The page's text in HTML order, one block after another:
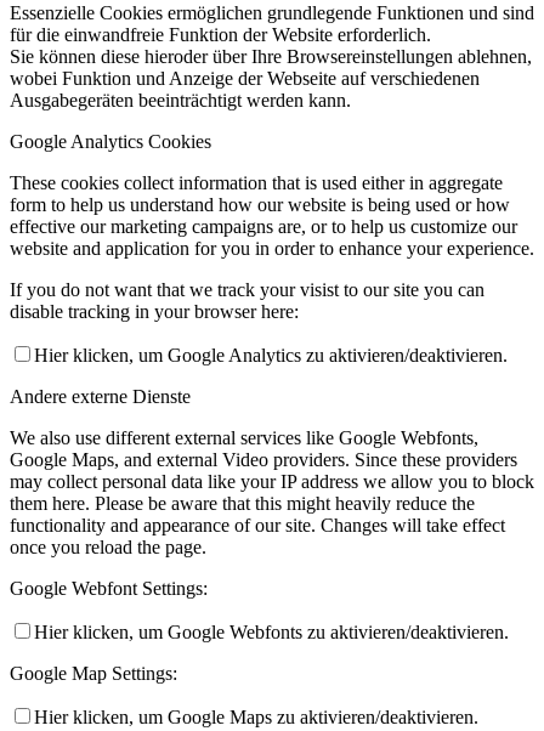
Essenzielle Cookies ermöglichen grundlegende Funktionen und sind
für die einwandfreie Funktion der Website erforderlich.
Sie können diese hieroder über Ihre Browsereinstellungen ablehnen,
wobei Funktion und Anzeige der Webseite auf verschiedenen
Ausgabegeräten beeinträchtigt werden kann.
Google Analytics Cookies
These cookies collect information that is used either in aggregate
form to help us understand how our website is being used or how
effective our marketing campaigns are, or to help us customize our
website and application for you in order to enhance your experience.
If you do not want that we track your visist to our site you can
disable tracking in your browser here:
Hier klicken, um Google Analytics zu aktivieren/deaktivieren.
Andere externe Dienste
We also use different external services like Google Webfonts,
Google Maps, and external Video providers. Since these providers
may collect personal data like your IP address we allow you to block
them here. Please be aware that this might heavily reduce the
functionality and appearance of our site. Changes will take effect
once you reload the page.
Google Webfont Settings:
Hier klicken, um Google Webfonts zu aktivieren/deaktivieren.
Google Map Settings:
Hier klicken, um Google Maps zu aktivieren/deaktivieren.